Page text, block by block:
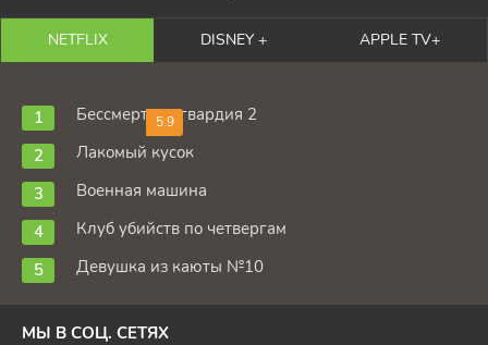
NETFLIX DISNEY + APPLE TV+
5.9
Бессмертная гвардия 2
Лакомый кусок
Военная машина
Клуб убийств по четвергам
Девушка из каюты №10
МЫ В СОЦ. СЕТЯХ